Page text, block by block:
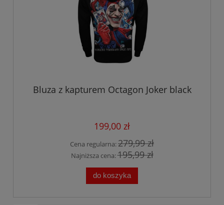
Bluza z kapturem Octagon Joker black
199,00 zł
Cena regularna:279,99 zł
Najniższa cena:195,99 zł
do koszyka